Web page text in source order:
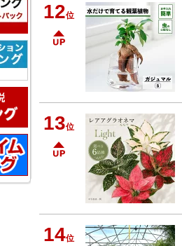
12位
13位
14位